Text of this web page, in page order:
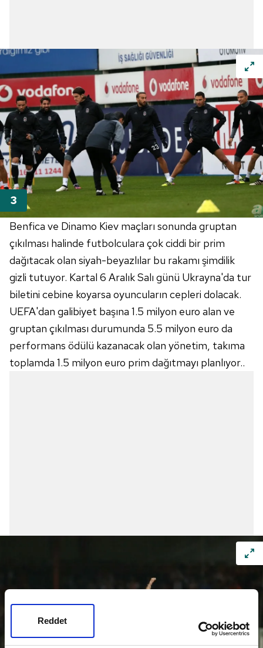
Reddet
Benfica ve Dinamo Kiev maçları sonunda gruptan
çıkılması halinde futbolculara çok ciddi bir prim
dağıtacak olan siyah-beyazlılar bu rakamı şimdilik
gizli tutuyor. Kartal 6 Aralık Salı günü Ukrayna'da tur
biletini cebine koyarsa oyuncuların cepleri dolacak.
UEFA'dan galibiyet başına 1.5 milyon euro alan ve
gruptan çıkılması durumunda 5.5 milyon euro da
performans ödülü kazanacak olan yönetim, takıma
toplamda 1.5 milyon euro prim dağıtmayı planlıyor..